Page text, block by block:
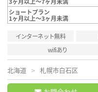
ショートプラン
1ヶ月以上～3ヶ月未満
インターネット無料
wifiあり
北海道 札幌市白石区